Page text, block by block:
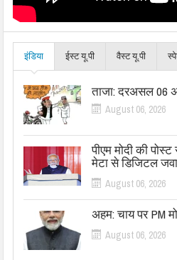
इंडिया ईस्ट यू.पी वैस्ट यू.पी
ताजा: दरअसल 06
August 06, 2026
पीएम मोदी की
मेटा से डिजिटल
August 06, 2026
अहम: चाय पर PM
August 06, 2026